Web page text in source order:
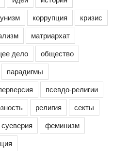
коррупция
кризис
матриархат
дело
общество
парадигмы
псевдо-религии
религия
секты
суеверия
феминизм